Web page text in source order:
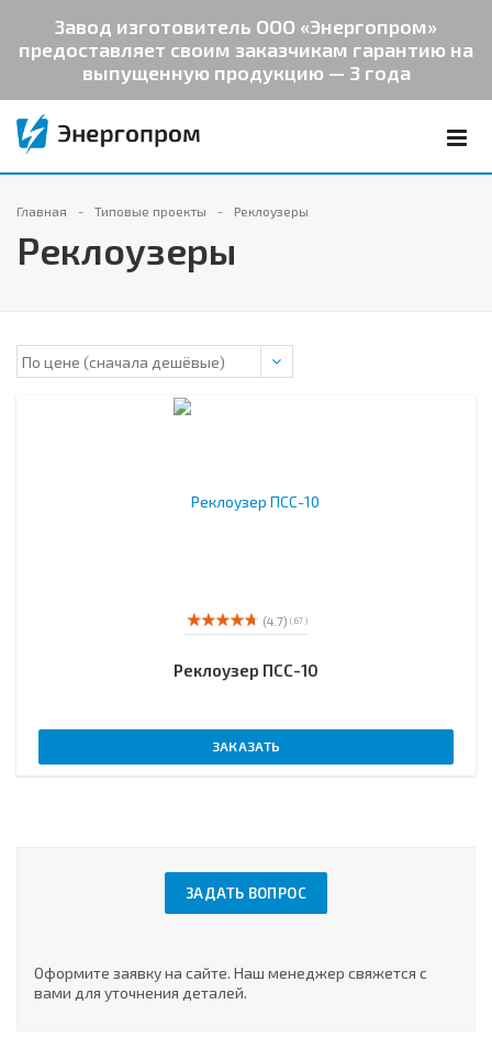
Завод изготовитель ООО «Энергопром»
предоставляет своим заказчикам гарантию на
выпущенную продукцию — 3 года
Главная Типовые проекты Реклоузеры
Реклоузеры
(4.7) ( 67 )
Реклоузер ПСС-10
ЗАКАЗАТЬ
ЗАДАТЬ ВОПРОС
Оформите заявку на сайте. Наш менеджер свяжется с
вами для уточнения деталей.